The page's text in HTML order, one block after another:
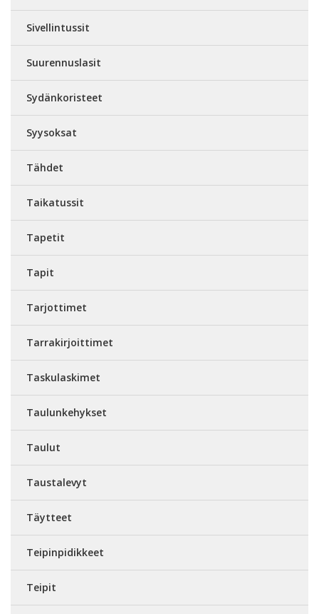
Sivellintussit
Suurennuslasit
Sydänkoristeet
Syysoksat
Tähdet
Taikatussit
Tapetit
Tapit
Tarjottimet
Tarrakirjoittimet
Taskulaskimet
Taulunkehykset
Taulut
Taustalevyt
Täytteet
Teipinpidikkeet
Teipit